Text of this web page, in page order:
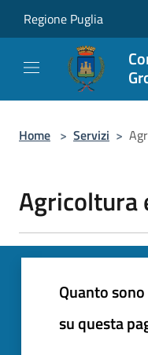
Regione Puglia
Home > Servizi >
Agricoltura
Quanto
su questa